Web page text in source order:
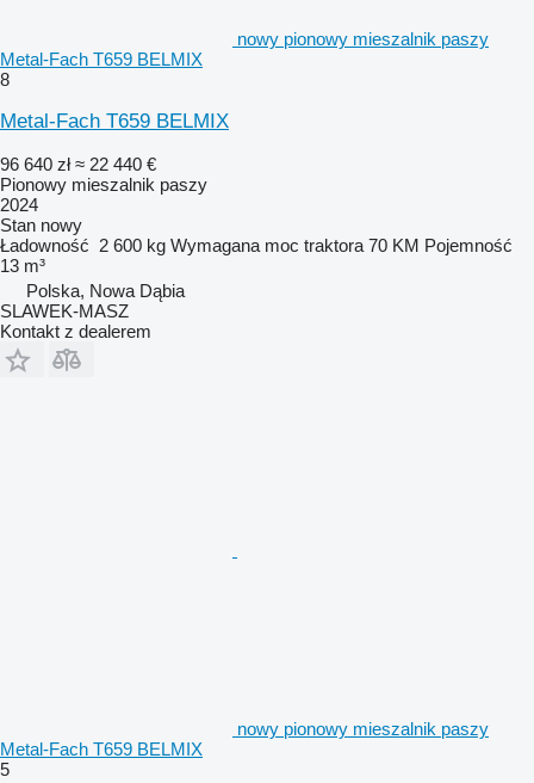
nowy pionowy mieszalnik paszy
Metal-Fach T659 BELMIX
8
Metal-Fach T659 BELMIX
96 640 zł ≈ 22 440 €
Pionowy mieszalnik paszy
2024
Stan nowy
Ładowność 2 600 kg Wymagana moc traktora 70 KM Pojemność
13 m³
Polska, Nowa Dąbia
SLAWEK-MASZ
Kontakt z dealerem
nowy pionowy mieszalnik paszy
Metal-Fach T659 BELMIX
5